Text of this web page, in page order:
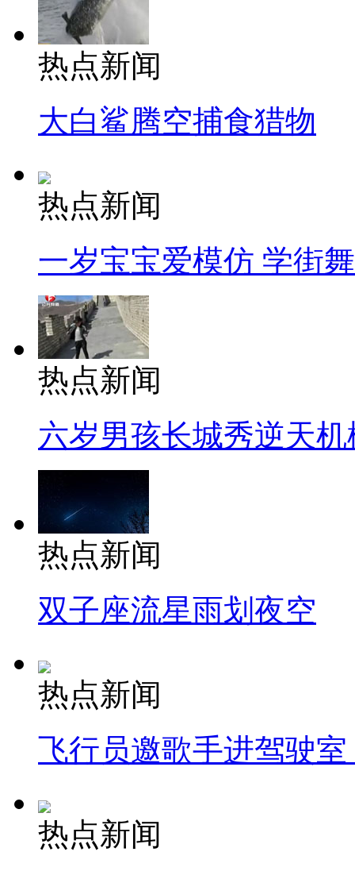
热点新闻
大白鲨腾空捕食猎物
热点新闻
一岁宝宝爱模仿 学街
热点新闻
六岁男孩长城秀逆天机
热点新闻
双子座流星雨划夜空
热点新闻
飞行员邀歌手进驾驶
热点新闻